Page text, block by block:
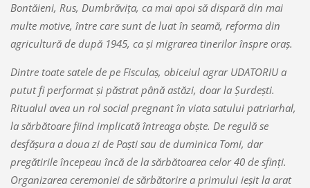
Bontăieni, Rus, Dumbrăviţa, ca mai apoi să dispară din mai
multe motive, între care sunt de luat în seamă, reforma din
agricultură de după 1945, ca şi migrarea tinerilor înspre oraş.
Dintre toate satele de pe Fisculaş, obiceiul agrar UDATORIU a
putut fi performat şi păstrat până astăzi, doar la Şurdeşti.
Ritualul avea un rol social pregnant în viata satului patriarhal,
la sărbătoare fiind implicată întreaga obşte. De regulă se
desfăşura a doua zi de Paşti sau de duminica Tomi, dar
pregătirile începeau încă de la sărbătoarea celor 40 de sfinţi.
Organizarea ceremoniei de sărbătorire a primului ieşit la arat